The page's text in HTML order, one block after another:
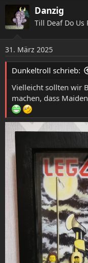
a
t
n
e
n
Danzig
Till Deaf Do Us
31. März 2025
Dunkeltroll schrieb:
Vielleicht sollten wir
machen, dass